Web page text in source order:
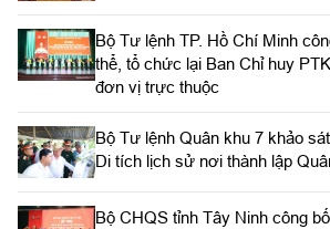
Bộ Tư lệnh TP. Hồ Chí Minh
thể, tổ chức lại Ban Chỉ huy
đơn vị trực thuộc
Bộ Tư lệnh Quân khu 7 khảo
Di tích lịch sử nơi thành lập
Bộ CHQS tỉnh Tây Ninh công